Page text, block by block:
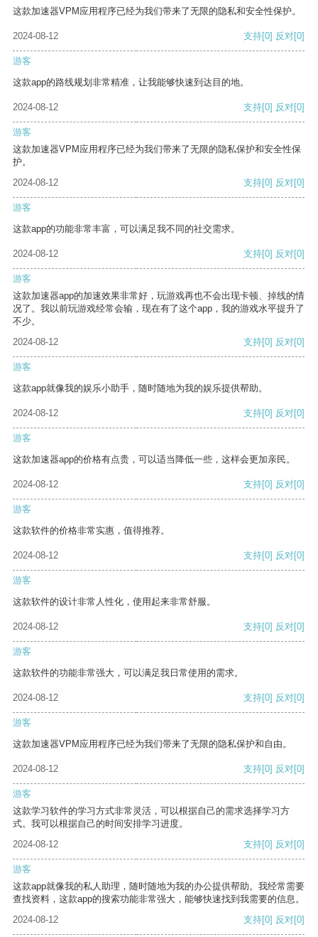
这款加速器VPM应用程序已经为我们带来了无限的隐私和安全性保护。
2024-08-12 支持[0] 反对[0]
游客
这款app的路线规划非常精准，让我能够快速到达目的地。
2024-08-12 支持[0] 反对[0]
游客
这款加速器VPM应用程序已经为我们带来了无限的隐私保护和安全性保
护。
2024-08-12
支持[0] 反对[0]
游客
这款app的功能非常丰富，可以满足我不同的社交需求。
2024-08-12 支持[0] 反对[0]
游客
这款加速器app的加速效果非常好，玩游戏再也不会出现卡顿、掉线的情
况了。我以前玩游戏经常会输，现在有了这个app，我的游戏水平提升了
不少。
2024-08-12
支持[0] 反对[0]
游客
这款app就像我的娱乐小助手，随时随地为我的娱乐提供帮助。
2024-08-12 支持[0] 反对[0]
游客
这款加速器app的价格有点贵，可以适当降低一些，这样会更加亲民。
2024-08-12 支持[0] 反对[0]
游客
这款软件的价格非常实惠，值得推荐。
2024-08-12 支持[0] 反对[0]
游客
这款软件的设计非常人性化，使用起来非常舒服。
2024-08-12 支持[0] 反对[0]
游客
这款软件的功能非常强大，可以满足我日常使用的需求。
2024-08-12 支持[0] 反对[0]
游客
这款加速器VPM应用程序已经为我们带来了无限的隐私保护和自由。
2024-08-12 支持[0] 反对[0]
游客
这款学习软件的学习方式非常灵活，可以根据自己的需求选择学习方
式。我可以根据自己的时间安排学习进度。
2024-08-12
支持[0] 反对[0]
游客
这款app就像我的私人助理，随时随地为我的办公提供帮助。我经常需要
查找资料，这款app的搜索功能非常强大，能够快速找到我需要的信息。
2024-08-12
支持[0] 反对[0]